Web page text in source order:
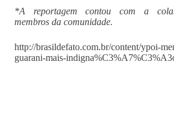
*A reportagem contou com a
membros da comunidade.
http://brasildefato.com.br/content/ypoi-
guarani-mais-